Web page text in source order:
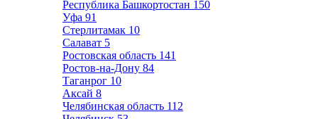
Республика Башкортостан 150
Уфа 91
Стерлитамак 10
Салават 5
Ростовская область 141
Ростов-на-Дону 84
Таганрог 10
Аксай 8
Челябинская область 112